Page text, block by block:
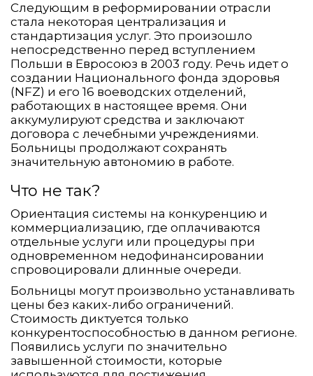
Следующим в реформировании отрасли
стала некоторая централизация и
стандартизация услуг. Это произошло
непосредственно перед вступлением
Польши в Евросоюз в 2003 году. Речь идет о
создании Национального фонда здоровья
(NFZ) и его 16 воеводских отделений,
работающих в настоящее время. Они
аккумулируют средства и заключают
договора с лечебными учреждениями.
Больницы продолжают сохранять
значительную автономию в работе.
Что не так?
Ориентация системы на конкуренцию и
коммерциализацию, где оплачиваются
отдельные услуги или процедуры при
одновременном недофинансировании
спровоцировали длинные очереди.
Больницы могут произвольно устанавливать
цены без каких-либо ограничений.
Стоимость диктуется только
конкурентоспособностью в данном регионе.
Появились услуги по значительно
завышенной стоимости, которые